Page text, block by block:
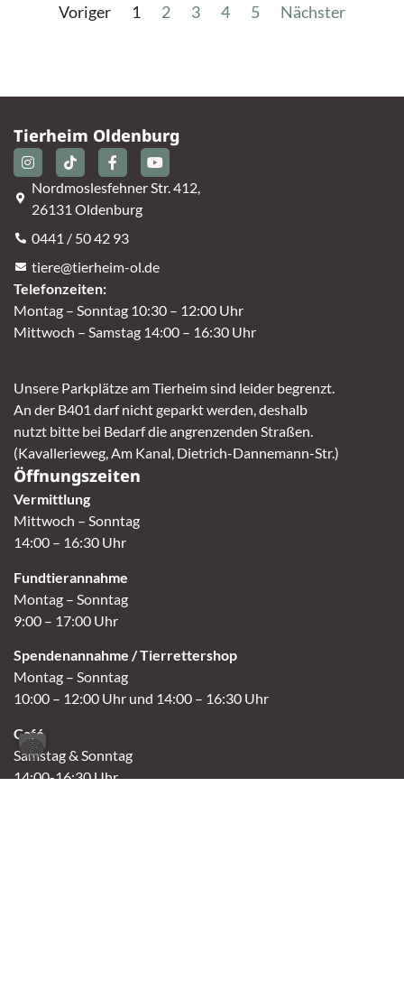
Voriger 1 2 3 4 5 Nächster
Tierheim Oldenburg
Nordmoslesfehner Str. 412,
26131 Oldenburg
0441 / 50 42 93
tiere@tierheim-ol.de
Telefonzeiten:
Montag – Sonntag 10:30 – 12:00 Uhr
Mittwoch – Samstag 14:00 – 16:30 Uhr
Unsere Parkplätze am Tierheim sind leider begrenzt.
An der B401 darf nicht geparkt werden, deshalb
nutzt bitte bei Bedarf die angrenzenden Straßen.
(Kavallerieweg, Am Kanal, Dietrich-Dannemann-Str.)
Öffnungszeiten
Vermittlung
Mittwoch – Sonntag
14:00 – 16:30 Uhr
Fundtierannahme
Montag – Sonntag
9:00 – 17:00 Uhr
Spendenannahme / Tierrettershop
Montag – Sonntag
10:00 – 12:00 Uhr und 14:00 – 16:30 Uhr
Café
Samstag & Sonntag
14:00-16:30 Uhr